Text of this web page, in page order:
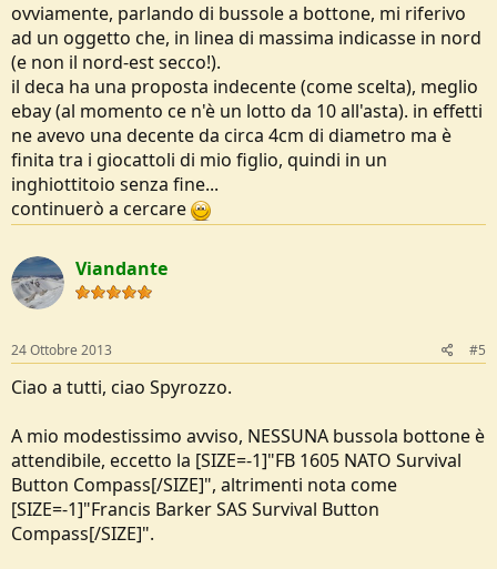
ovviamente, parlando di bussole a bottone, mi riferivo
ad un oggetto che, in linea di massima indicasse in nord
(e non il nord-est secco!).
il deca ha una proposta indecente (come scelta), meglio
ebay (al momento ce n'è un lotto da 10 all'asta). in effetti
ne avevo una decente da circa 4cm di diametro ma è
finita tra i giocattoli di mio figlio, quindi in un
inghiottitoio senza fine...
continuerò a cercare
Viandante
24 Ottobre 2013 #5
Ciao a tutti, ciao Spyrozzo.
A mio modestissimo avviso, NESSUNA bussola bottone è
attendibile, eccetto la [SIZE=-1]"FB 1605 NATO Survival
Button Compass[/SIZE]", altrimenti nota come
[SIZE=-1]"Francis Barker SAS Survival Button
Compass[/SIZE]".